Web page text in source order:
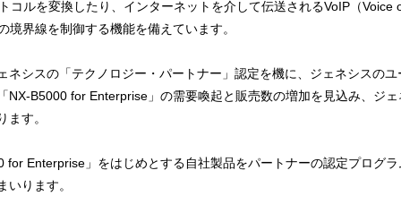
コルを変換したり、インターネットを介して伝送されるVoIP（
界線を制御する機能を備えています。
シスの「テクノロジー・パートナー」認定を機に、ジェネシスの
NX-B5000 for Enterprise」の需要喚起と販売数の増加を見込み、ジ
す。
Enterprise」をはじめとする自社製品をパートナーの認定プログ
ります。